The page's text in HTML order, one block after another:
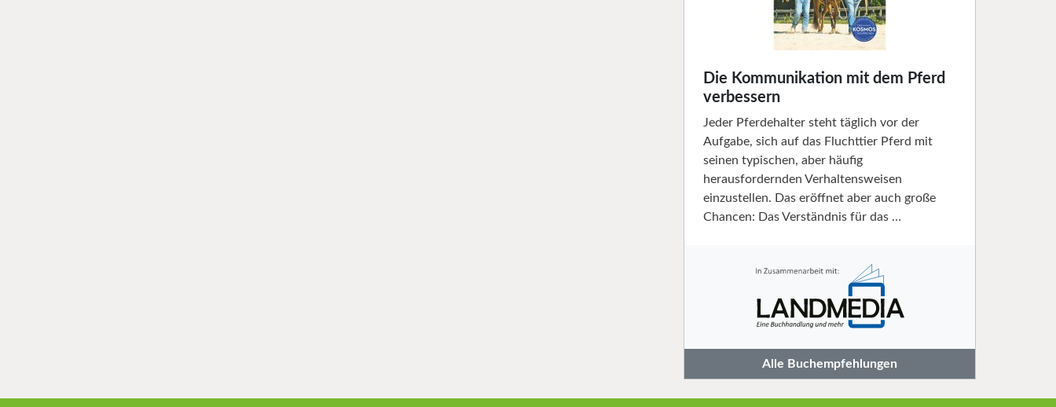
Die Kommunikation mit dem Pferd
verbessern
Jeder Pferdehalter steht täglich vor der
Aufgabe, sich auf das Fluchttier Pferd mit
seinen typischen, aber häufig
herausfordernden Verhaltensweisen
einzustellen. Das eröffnet aber auch große
Chancen: Das Verständnis für das …
Alle Buchempfehlungen